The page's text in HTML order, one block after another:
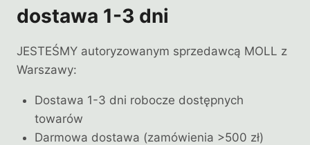
dostawa 1-3 dni
JESTEŚMY autoryzowanym sprzedawcą MOLL z
Warszawy:
Dostawa 1-3 dni robocze dostępnych
towarów
Darmowa dostawa (zamówienia >500 zł)